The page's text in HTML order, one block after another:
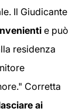
Il Giudicante
e può
residenza
Corretta
ai